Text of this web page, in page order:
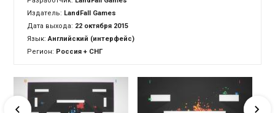
Издатель: LandFall Games
Дата выхода: 22 октября 2015
Язык:Английский (интерфейс)
Регион: Россия + СНГ